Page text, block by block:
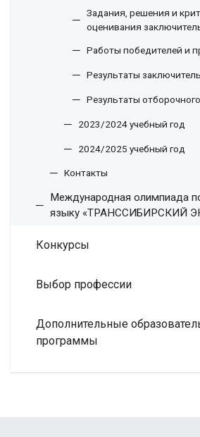
Задания, решения и
оценивания
Работы победителей и
Результаты
Результаты
2023/2024 учебный год
2024/2025 учебный год
Контакты
Международная олимпиада
языку «ТРАНССИБИРСКИЙ
Конкурсы
Выбор профессии
Дополнительные
программы